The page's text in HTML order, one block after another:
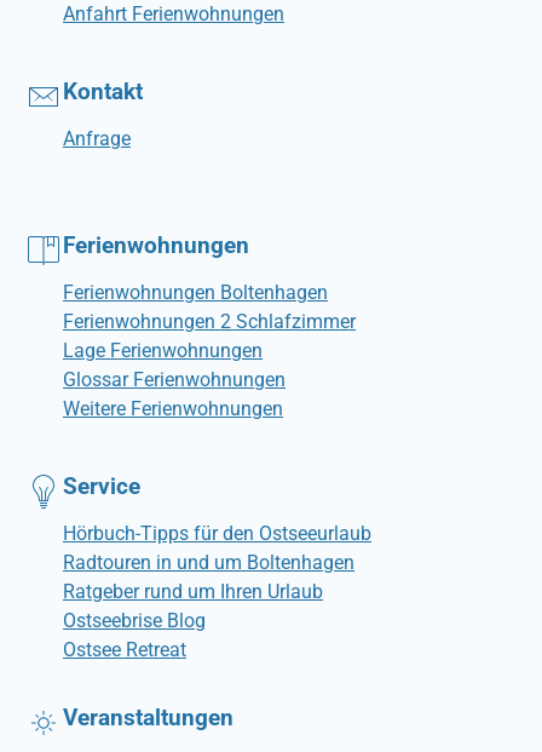
Anfahrt Ferienwohnungen
Kontakt
Anfrage
Ferienwohnungen
Ferienwohnungen Boltenhagen
Ferienwohnungen 2 Schlafzimmer
Lage Ferienwohnungen
Glossar Ferienwohnungen
Weitere Ferienwohnungen
Service
Hörbuch-Tipps für den Ostseeurlaub
Radtouren in und um Boltenhagen
Ratgeber rund um Ihren Urlaub
Ostseebrise Blog
Ostsee Retreat
Veranstaltungen